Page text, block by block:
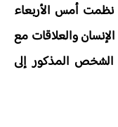
أمس الأربعاء
والعلاقات مع
الشخص المذكور إلى